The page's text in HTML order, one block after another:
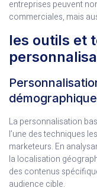
entreprises peuvent
commerciales, mais
les outils et
La personnalisation
l’une des techniques
marketeurs. En
la localisation
des contenus
audience cible.